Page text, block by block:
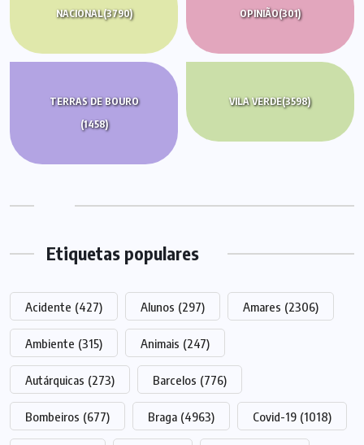
NACIONAL(3790) OPINIÃO(301)
TERRAS DE BOURO
(1458)
VILA VERDE(3598)
Etiquetas populares
Acidente (427) Alunos (297) Amares (2306)
Ambiente (315) Animais (247)
Autárquicas (273) Barcelos (776)
Bombeiros (677) Braga (4963) Covid-19 (1018)